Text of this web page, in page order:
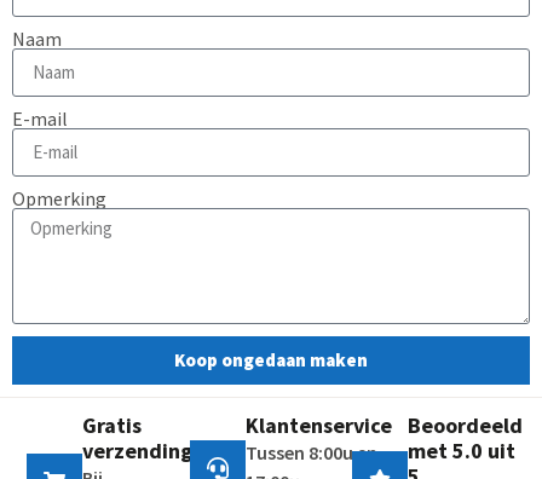
Naam
E-mail
Opmerking
Koop ongedaan maken
Gratis
verzending
Klantenservice
Tussen 8:00u en
Beoordeeld
met 5.0 uit